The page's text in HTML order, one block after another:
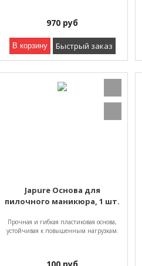
970 руб
В корзину Быстрый заказ
Japure Основа для
пилочного маникюра, 1 шт.
Прочная и гибкая пластиковая основа,
устойчивая к повышенным нагрузкам.